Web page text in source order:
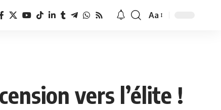
Redimensionner
Aa
vers l’élite !